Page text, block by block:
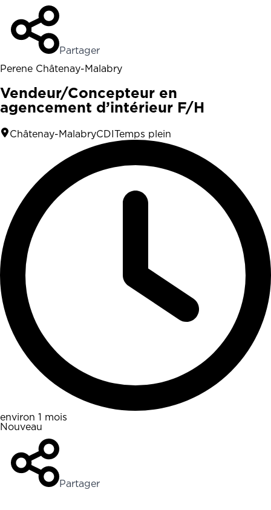
Partager
Perene Châtenay-Malabry
Vendeur/Concepteur en
agencement d’intérieur F/H
Châtenay-MalabryCDI Temps plein
environ 1 mois
Nouveau
Partager